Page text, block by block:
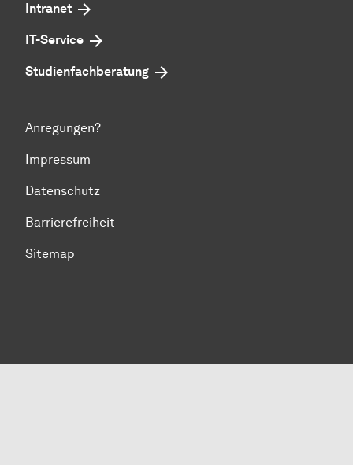
Intranet
IT-Service
Studienfachberatung
Anregungen?
Impressum
Datenschutz
Barrierefreiheit
Sitemap